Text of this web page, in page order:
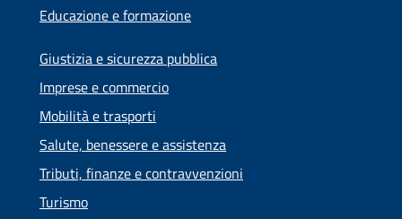
Educazione e formazione
Giustizia e sicurezza pubblica
Imprese e commercio
Mobilità e trasporti
Salute, benessere e assistenza
Tributi, finanze e contravvenzioni
Turismo